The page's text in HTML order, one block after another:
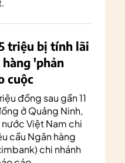
triệu bị tính lãi
'phản
cuộc
đồng sau gần 11
ở Quảng Ninh,
nước Việt Nam chi
cầu Ngân hàng
chi nhánh